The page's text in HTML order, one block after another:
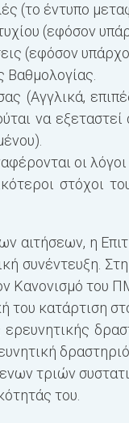
(το έντυπο
(εφόσον
(εφόσον
Βαθμολογίας.
(Αγγλικά,
να
οι
στόχοι
αιτήσεων, η
συνέντευξη.
Κανονισμό του
του κατάρτιση
τριών
του.